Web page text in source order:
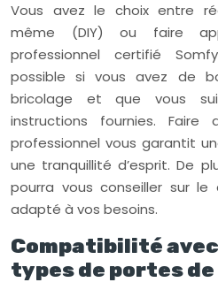
Vous avez le choix entre
même (DIY) ou faire
professionnel certifié
possible si vous avez de
bricolage et que vous
instructions fournies.
professionnel vous garantit
une tranquillité d’esprit. De
pourra vous conseiller sur
adapté à vos besoins.
Compatibilité
types de portes